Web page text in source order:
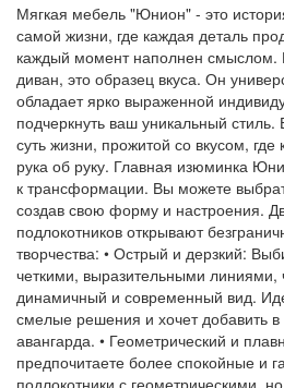
Мягкая мебель "Юнион" - это
самой жизни, где каждая деталь
каждый момент наполнен смыслом.
диван, это образец вкуса. Он
обладает ярко выраженной
подчеркнуть ваш уникальный
суть жизни, прожитой со вкусом,
рука об руку. Главная изюминка
к трансформации. Вы можете
создав свою форму и настроения.
подлокотников открывают
творчества: • Острый и дерзкий:
четкими, выразительными линиями,
динамичный и современный вид.
смелые решения и хочет добавить в
авангарда. • Геометрический и
предпочитаете более спокойные и
подлокотники с геометрическими,